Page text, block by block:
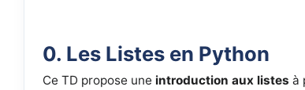
0. Les Listes en Python
Ce TD propose une introduction aux listes à